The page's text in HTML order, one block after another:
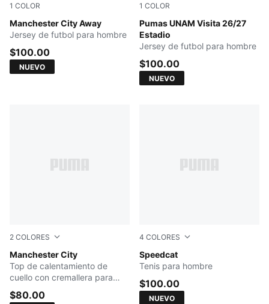
1 COLOR
Manchester City Away
PUMA Black-Flaxen
Jersey de futbol para hombre
$100.00
NUEVO
1 COLOR
Pumas UNAM Visita 26/27
Estadio
PUMA WHITE
Jersey de futbol para hombre
$100.00
NUEVO
2 COLORES
Manchester City
PUMA Black-Archive Gold
Top de calentamiento de
cuello con cremallera para
hombre
$80.00
4 COLORES
Speedcat
Buttercream-Chocolate
Tenis para hombre
$100.00
NUEVO